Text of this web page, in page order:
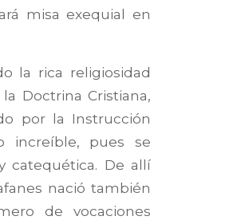
misa exequial en
la rica religiosidad
Doctrina Cristiana,
por la Instrucción
increíble, pues se
catequética. De allí
nació también
de vocaciones